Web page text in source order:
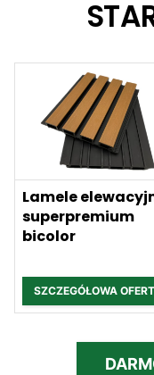
Lamele
superpremium
bicolor
SZCZEGÓŁOWA